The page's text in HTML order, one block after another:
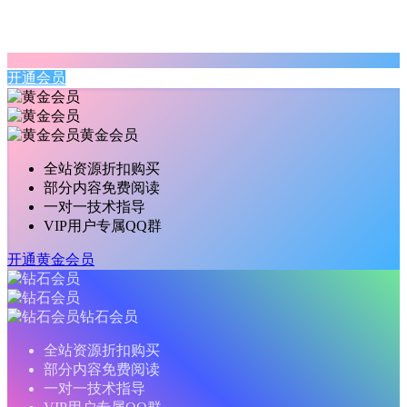
开通会员
黄金会员
全站资源折扣购买
部分内容免费阅读
一对一技术指导
VIP用户专属QQ群
开通黄金会员
钻石会员
全站资源折扣购买
部分内容免费阅读
一对一技术指导